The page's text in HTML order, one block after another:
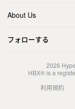
About Us
フォローする
2026
HBX® is a
利用規約